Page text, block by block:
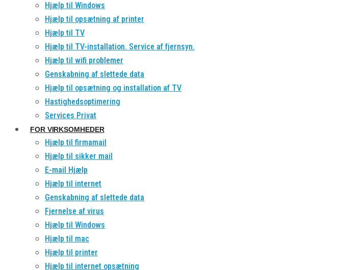
Hjælp til Windows
Hjælp til opsætning af printer
Hjælp til TV
Hjælp til TV-installation. Service af fjernsyn.
Hjælp til wifi problemer
Genskabning af slettede data
Hjælp til opsætning og installation af TV
Hastighedsoptimering
Services Privat
FOR VIRKSOMHEDER
Hjælp til firmamail
Hjælp til sikker mail
E-mail Hjælp
Hjælp til internet
Genskabning af slettede data
Fjernelse af virus
Hjælp til Windows
Hjælp til mac
Hjælp til printer
Hjælp til internet opsætning